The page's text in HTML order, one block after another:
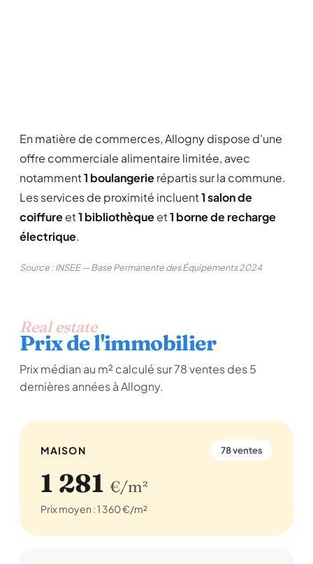
En matière de commerces, Allogny dispose d'une
offre commerciale alimentaire limitée, avec
notamment1 boulangerierépartis sur la commune.
Les services de proximité incluent1 salon de
coiffureet1 bibliothèqueet1 borne de recharge
électrique.
Source : INSEE — Base Permanente des Équipements 2024
Real estate
Prix de l'immobilier
Prix médian au m² calculé sur 78 ventes des 5
dernières années à Allogny.
MAISON 78 ventes
1 281 €/m²
Prix moyen : 1 360 €/m²